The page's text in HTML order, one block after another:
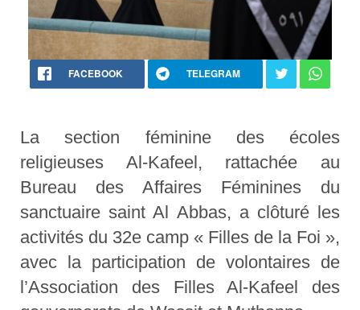
FACEBOOK TELEGRAM
La section féminine des écoles
religieuses Al-Kafeel, rattachée au
Bureau des Affaires Féminines du
sanctuaire saint Al Abbas, a clôturé les
activités du 32e camp « Filles de la Foi »,
avec la participation de volontaires de
l’Association des Filles Al-Kafeel des